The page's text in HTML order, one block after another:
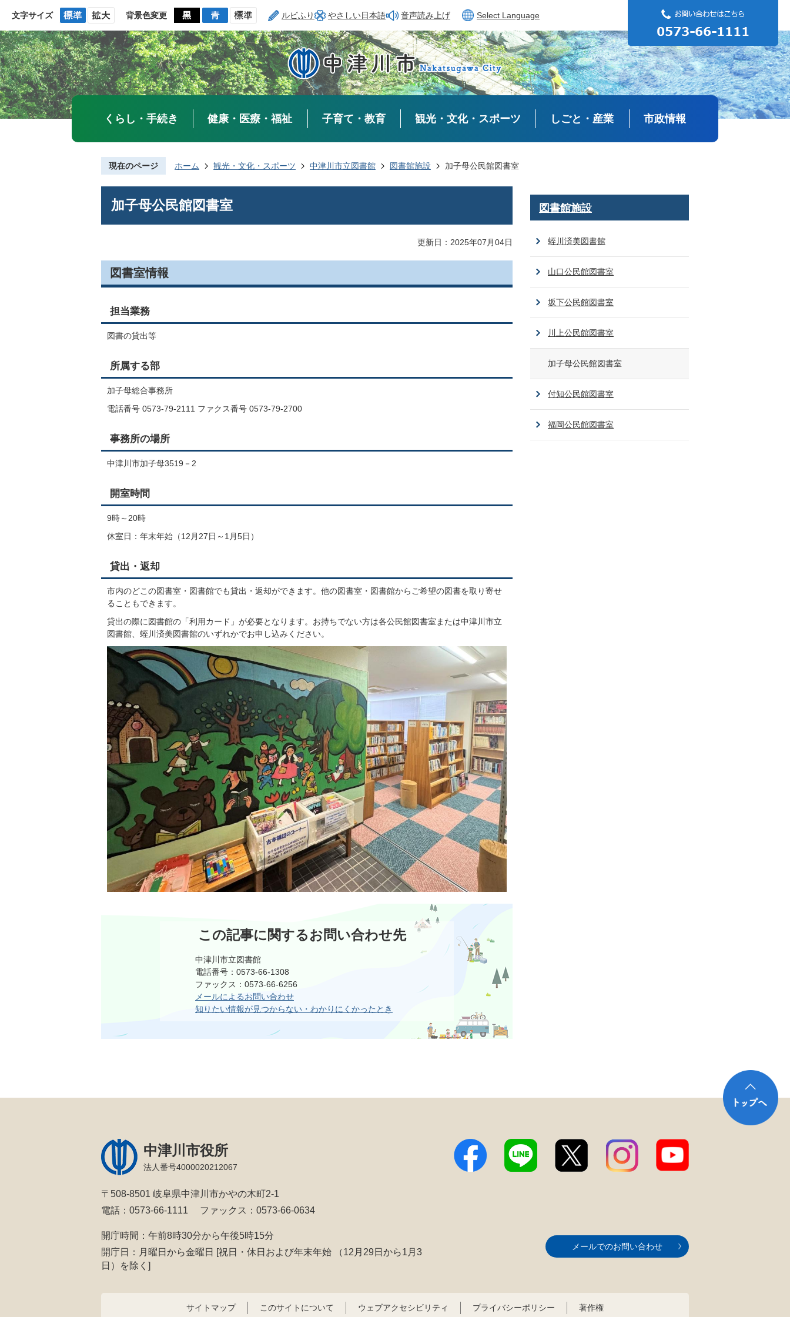
文字サイズ 背景色変更 ルビふり やさしい日本語 音声読み上げ Select Language
くらし・手続き 健康・医療・福祉 子育て・教育 観光・文化・スポーツ しごと・産業 市政情報
現在のページ ホーム 観光・文化・スポーツ 中津川市立図書館 図書館施設 加子母公民館図書室
加子母公民館図書室
更新日：2025年07月04日
図書室情報
担当業務
図書の貸出等
所属する部
加子母総合事務所
電話番号 0573-79-2111 ファクス番号 0573-79-2700
事務所の場所
中津川市加子母3519－2
開室時間
9時～20時
休室日：年末年始（12月27日～1月5日）
貸出・返却
市内のどこの図書室・図書館でも貸出・返却ができます。他の図書室・図書館からご希望の図書を取り寄せ
ることもできます。
貸出の際に図書館の「利用カード」が必要となります。お持ちでない方は各公民館図書室または中津川市立
図書館、蛭川済美図書館のいずれかでお申し込みください。
この記事に関するお問い合わせ先
中津川市立図書館
電話番号：0573-66-1308
ファックス：0573-66-6256
メールによるお問い合わせ
知りたい情報が見つからない・わかりにくかったとき
図書館施設
蛭川済美図書館
山口公民館図書室
坂下公民館図書室
川上公民館図書室
加子母公民館図書室
付知公民館図書室
福岡公民館図書室
中津川市役所
法人番号4000020212067
〒508-8501 岐阜県中津川市かやの木町2-1
電話：0573-66-1111
ファックス：0573-66-0634
開庁時間：午前8時30分から午後5時15分
開庁日：月曜日から金曜日 [祝日・休日および年末年始
（12月29日から1月3
日）を除く]
メールでのお問い合わせ
サイトマップ このサイトについて ウェブアクセシビリティ プライバシーポリシー 著作権